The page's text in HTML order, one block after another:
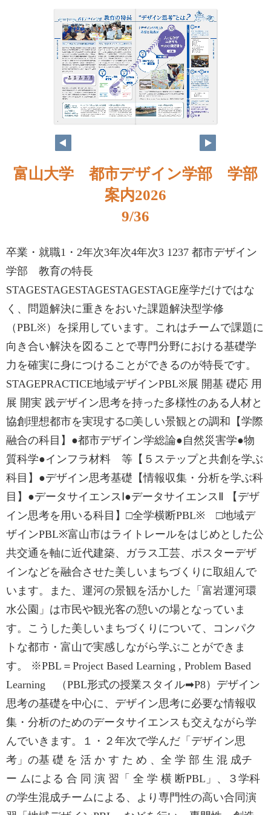
富山大学 都市デザイン学部 学部
案内2026
9/36
卒業・就職1・2年次3年次4年次3 1237 都市デザイン
学部 教育の特長
STAGESTAGESTAGESTAGESTAGE座学だけではな
く、問題解決に重きをおいた課題解決型学修
（PBL※）を採用しています。これはチームで課題に
向き合い解決を図ることで専門分野における基礎学
力を確実に身につけることができるのが特長です。
STAGEPRACTICE地域デザインPBL※展 開基 礎応 用
展 開実 践デザイン思考を持った多様性のある人材と
協創理想都市を実現する□美しい景観との調和【学際
融合の科目】●都市デザイン学総論●自然災害学●物
質科学●インフラ材料 等【５ステップと共創を学ぶ
科目】●デザイン思考基礎【情報収集・分析を学ぶ科
目】●データサイエンスⅠ●データサイエンスⅡ 【デザ
イン思考を用いる科目】□全学横断PBL※ □地域デ
ザインPBL※富山市はライトレールをはじめとした公
共交通を軸に近代建築、ガラス工芸、ポスターデザ
インなどを融合させた美しいまちづくりに取組んで
います。また、運河の景観を活かした「富岩運河環
水公園」は市民や観光客の憩いの場となっていま
す。こうした美しいまちづくりについて、コンパク
トな都市・富山で実感しながら学ぶことができま
す。 ※PBL＝Project Based Learning , Problem Based
Learning （PBL形式の授業スタイル➡P8）デザイン
思考の基礎を中心に、デザイン思考に必要な情報収
集・分析のためのデータサイエンスも交えながら学
んでいきます。１・２年次で学んだ「デザイン思
考」の基 礎 を 活 か す た め 、全 学 部 生 混 成チ
ー ムによる 合 同 演 習「 全 学 横 断PBL」、３学科
の学生混成チームによる、より専門性の高い合同演